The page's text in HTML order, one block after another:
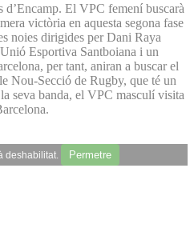
d’Encamp. El VPC femení buscarà
victòria en aquesta segona fase
noies dirigides per Dani Raya
Esportiva Santboiana i un
per tant, aniran a buscar el
Nou-Secció de Rugby, que té un
seva banda, el VPC masculí visita
deshabilitat. Permetre